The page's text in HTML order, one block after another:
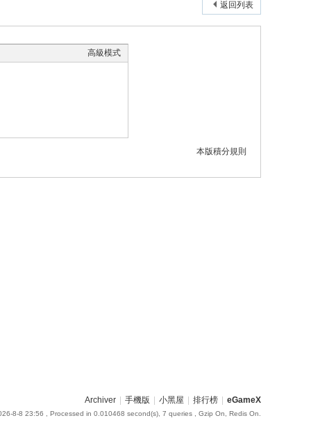
返回列表
高級模式
本版積分規則
Archiver 手機版 小黑屋 排行榜 eGameX
8-8 23:56 , Processed in 0.010468 second(s), 7 queries , Gzip On, Redis On.